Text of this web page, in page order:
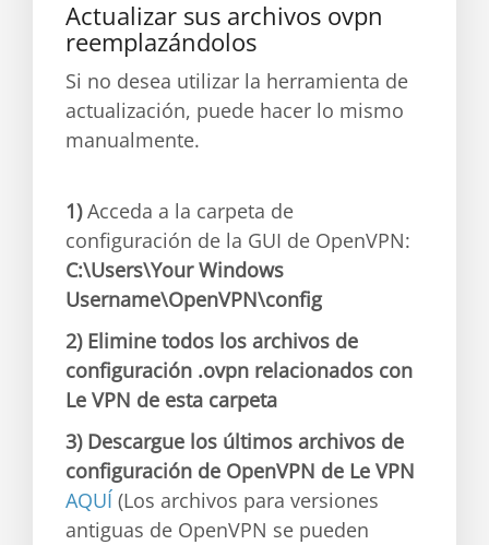
Actualizar sus archivos ovpn
reemplazándolos
Si no desea utilizar la herramienta de
actualización, puede hacer lo mismo
manualmente.
1)Acceda a la carpeta de
configuración de la GUI de OpenVPN:
C:\Users\Your Windows
Username\OpenVPN\config
2) Elimine todos los archivos de
configuración .ovpn relacionados con
Le VPN de esta carpeta
3) Descargue los últimos archivos de
configuración de OpenVPN de Le VPN
AQUÍ (Los archivos para versiones
antiguas de OpenVPN se pueden